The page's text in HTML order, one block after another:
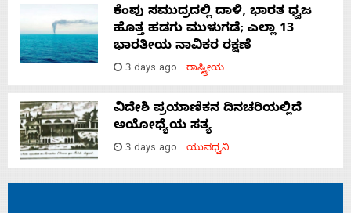
ಕೆಂಪು ಸಮುದ್ರದಲ್ಲಿ ದಾಳಿ, ಭಾರತ ಧ್ವಜ
ಹೊತ್ತ ಹಡಗು ಮುಳುಗಡೆ; ಎಲ್ಲಾ 13
ಭಾರತೀಯ ನಾವಿಕರ ರಕ್ಷಣೆ
3 days ago ರಾಷ್ಟ್ರೀಯ
ವಿದೇಶಿ ಪ್ರಯಾಣಿಕನ ದಿನಚರಿಯಲ್ಲಿದೆ
ಅಯೋಧ್ಯೆಯ ಸತ್ಯ
3 days ago ಯುವಧ್ವನಿ